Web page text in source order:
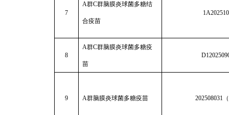
7
A群C群脑膜炎球菌多糖结
合疫苗
8
A群C群脑膜炎球菌多糖疫
苗
9 A群脑膜炎球菌多糖疫苗 202508031